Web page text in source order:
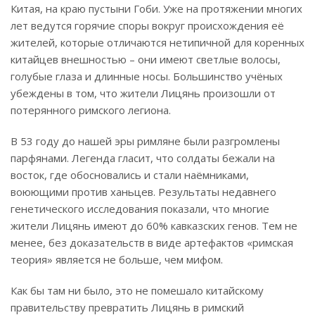
Китая, на краю пустыни Гоби. Уже на протяжении многих
лет ведутся горячие споры вокруг происхождения её
жителей, которые отличаются нетипичной для коренных
китайцев внешностью – они имеют светлые волосы,
голубые глаза и длинные носы. Большинство учёных
убеждены в том, что жители Лицянь произошли от
потерянного римского легиона.
В 53 году до нашей эры римляне были разгромлены
парфянами. Легенда гласит, что солдаты бежали на
восток, где обосновались и стали наёмниками,
воюющими против ханьцев. Результаты недавнего
генетического исследования показали, что многие
жители Лицянь имеют до 60% кавказских генов. Тем не
менее, без доказательств в виде артефактов «римская
теория» является не больше, чем мифом.
Как бы там ни было, это не помешало китайскому
правительству превратить Лицянь в римский